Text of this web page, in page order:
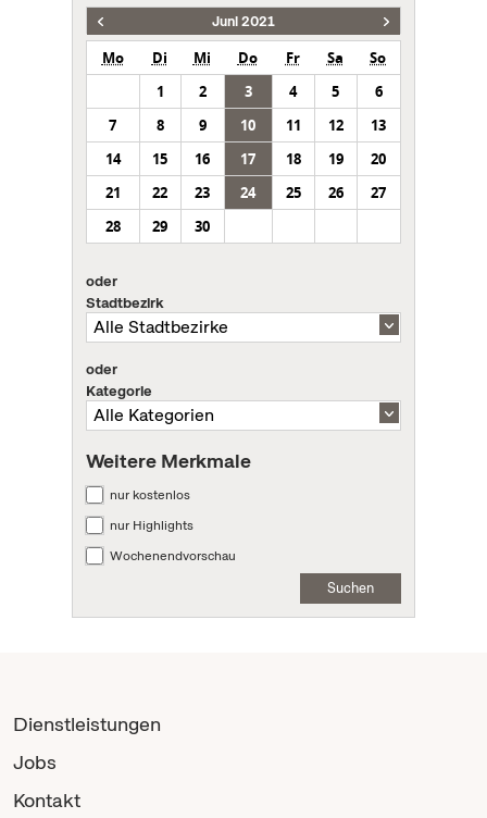
Juni 2021
Mo Di Mi Do Fr Sa
So
1
2 3 4 5
6
7
8 9 10 11 12
13
14
15 16 17 18 19
20
21
22 23 24 25 26
27
28
29 30
oder
Stadtbezirk
oder
Kategorie
Weitere Merkmale
nur kostenlos
nur Highlights
Wochenendvorschau
Suchen
Dienstleistungen
Jobs
Kontakt